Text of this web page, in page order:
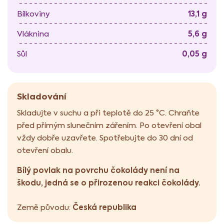
Bílkoviny 13,1 g
Vláknina 5,6 g
Sůl 0,05 g
Skladování
Skladujte v suchu a při teplotě do 25 °C. Chraňte
před přímým slunečním zářením. Po otevření obal
vždy dobře uzavřete. Spotřebujte do 30 dní od
otevření obalu.
Bílý povlak na povrchu čokolády není na
škodu, jedná se o přirozenou reakci čokolády.
Země původu: Česká republika